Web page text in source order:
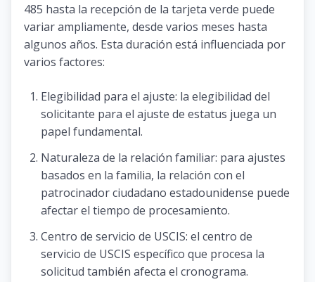
485 hasta la recepción de la tarjeta verde puede
variar ampliamente, desde varios meses hasta
algunos años. Esta duración está influenciada por
varios factores:
Elegibilidad para el ajuste: la elegibilidad del
solicitante para el ajuste de estatus juega un
papel fundamental.
Naturaleza de la relación familiar: para ajustes
basados ​​en la familia, la relación con el
patrocinador ciudadano estadounidense puede
afectar el tiempo de procesamiento.
Centro de servicio de USCIS: el centro de
servicio de USCIS específico que procesa la
solicitud también afecta el cronograma.